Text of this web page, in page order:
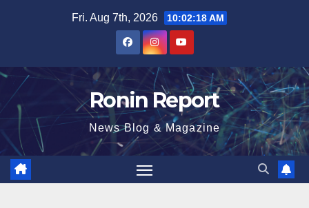
Fri. Aug 7th, 2026 10:02:19 AM
Ronin Report
News Blog & Magazine